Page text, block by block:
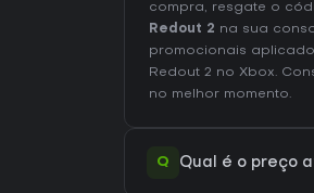
compra, resgate o
Redout 2 na sua
promocionais
Redout 2 no Xbox.
no melhor momento.
Q Qual é o preço